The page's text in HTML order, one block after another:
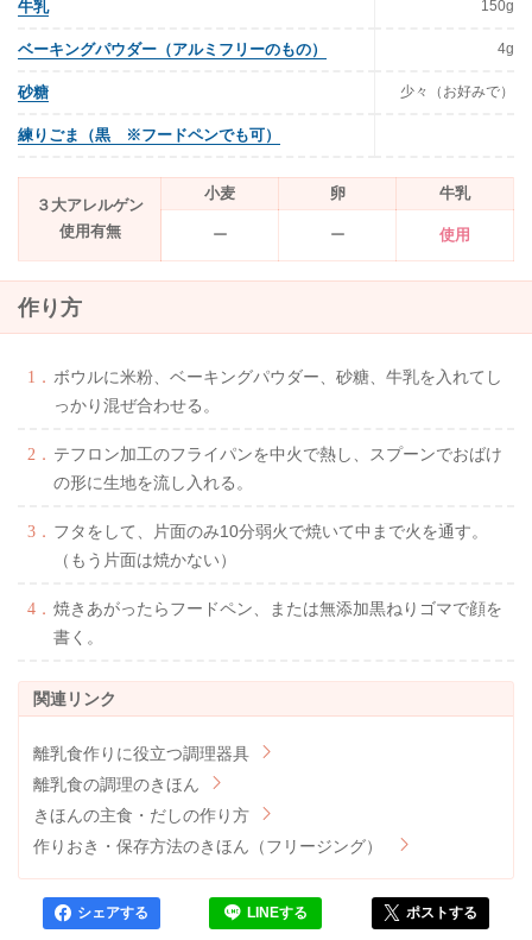
牛乳 150g
ベーキングパウダー（アルミフリーのもの） 4g
砂糖 少々（お好みで）
練りごま（黒 ※フードペンでも可）
３大アレルゲン
使用有無
小麦 卵 牛乳
ー ー 使用
作り方
ボウルに米粉、ベーキングパウダー、砂糖、牛乳を入れてし
っかり混ぜ合わせる。
テフロン加工のフライパンを中火で熱し、スプーンでおばけ
の形に生地を流し入れる。
フタをして、片面のみ10分弱火で焼いて中まで火を通す。
（もう片面は焼かない）
焼きあがったらフードペン、または無添加黒ねりゴマで顔を
書く。
離乳食作りに役立つ調理器具
離乳食の調理のきほん
きほんの主食・だしの作り方
作りおき・保存方法のきほん（フリージング）
シェアする LINEする ポストする